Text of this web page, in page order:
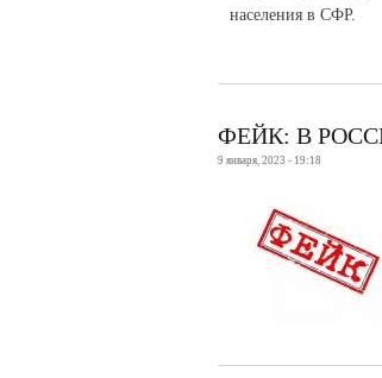
населения в СФР.
ФЕЙК: В
9 января, 2023 - 19:18